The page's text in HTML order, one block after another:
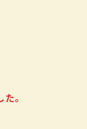
。